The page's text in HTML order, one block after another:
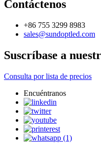
Contáctenos
+86 755 3299 8983
sales@sundoptled.com
Suscríbase a
Consulta por lista de precios
Encuéntranos